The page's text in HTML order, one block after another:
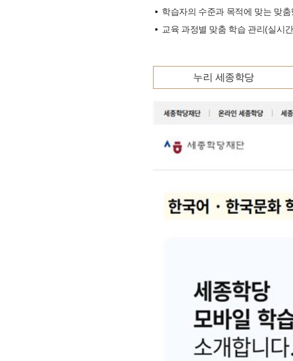
학습자의 수준과 목적에 맞는 맞
교육 과정별 맞춤 학습 관리(실시
누리 세종학당